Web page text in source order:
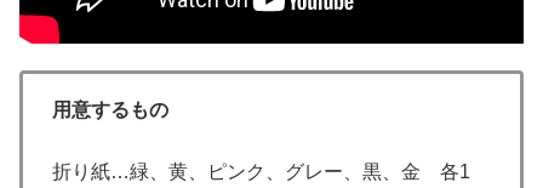
用意するもの
折り紙…緑、黄、ピンク、グレー、黒、金 各1